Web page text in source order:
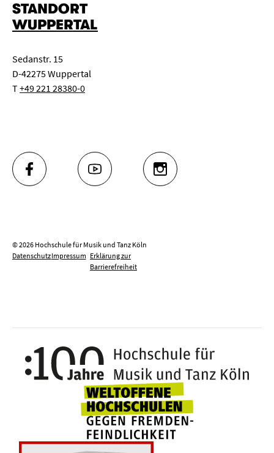
STANDORT
WUPPERTAL
Sedanstr. 15
D-42275 Wuppertal
T+49 221 28380-0
FACEBOOK YOUTUBE INSTAGRAM
© 2026 Hochschule für Musik und Tanz Köln
DatenschutzImpressum Erklärung zur
Barrierefreiheit